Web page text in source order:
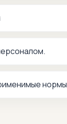
нормы